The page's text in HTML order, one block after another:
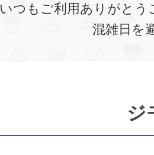
いつもご利用ありがとう
混雑日を
ジ